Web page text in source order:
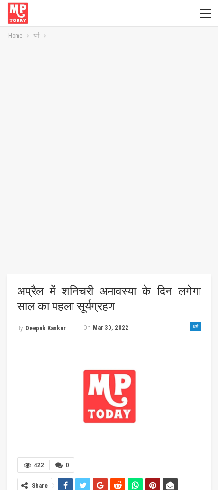
Home धर्म
अप्रैल में शनिचरी अमावस्‍या के दिन लगेगा
साल का पहला सूर्यग्रहण
धर्म
By Deepak Kankar On Mar 30, 2022
0
422
Share